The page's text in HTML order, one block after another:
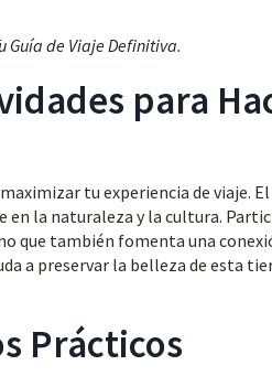
Guía de Viaje Definitiva.
para
tu experiencia de viaje.
en la naturaleza y la cultura.
que también fomenta una
a preservar la belleza de esta
Prácticos